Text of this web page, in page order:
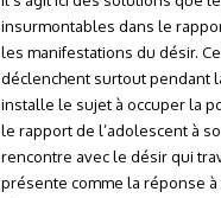
insurmontables dans le
les manifestations du désir.
déclenchent surtout pendant
installe le sujet à occuper la
le rapport de l’adolescent à
rencontre avec le désir qui
présente comme la réponse